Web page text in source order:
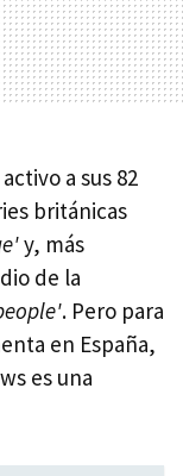
a sus 82
británicas
y, más
de la
. Pero para
en España,
es una